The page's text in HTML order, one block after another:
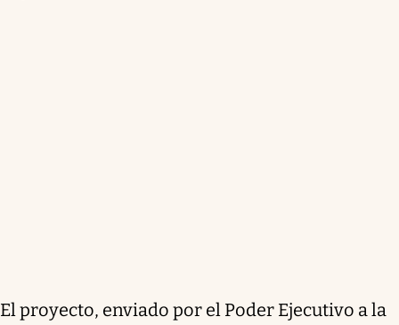
El proyecto, enviado por el Poder Ejecutivo a la